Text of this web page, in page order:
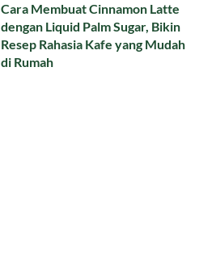
Cara Membuat Cinnamon Latte
dengan Liquid Palm Sugar, Bikin
Resep Rahasia Kafe yang Mudah
di Rumah